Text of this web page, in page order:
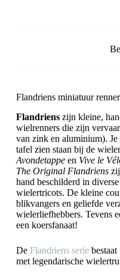
Flandriens miniatuur
Flandrienszijn kleine,
wielrenners die zijn
van zink en aluminium). Je
tafel zien staan bij de
Avondetappeen Vive le
The Original Flandriens
hand beschilderd in
wielertricots. De kleine
blikvangers en geliefde
wielerliefhebbers. Tevens
een koersfanaat!
De Flandriens seriebestaat
met legendarische